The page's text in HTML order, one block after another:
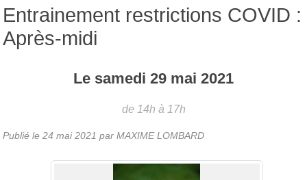
Entrainement restrictions COVID :
Après-midi
Le samedi 29 mai 2021
de 14h à 17h
Publié le 24 mai 2021 par MAXIME LOMBARD